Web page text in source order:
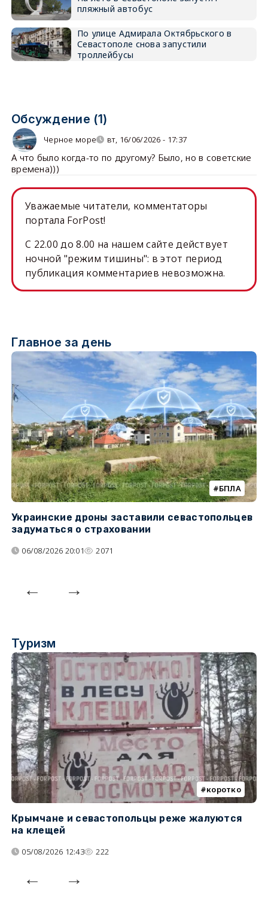
пляжный автобус
По улице Адмирала Октябрьского в
Севастополе снова запустили
троллейбусы
Обсуждение (1)
Черное море вт, 16/06/2026 - 17:37
А что было когда-то по другому? Было, но в советские
времена)))
Уважаемые читатели, комментаторы
портала ForPost!
C 22.00 до 8.00 на нашем сайте действует
ночной "режим тишины": в этот период
публикация комментариев невозможна.
Главное за день
БПЛА
Украинские дроны заставили севастопольцев
задуматься о страховании
06/08/2026 20:01 2071
Туризм
коротко
Крымчане и севастопольцы реже жалуются
на клещей
05/08/2026 12:43 222